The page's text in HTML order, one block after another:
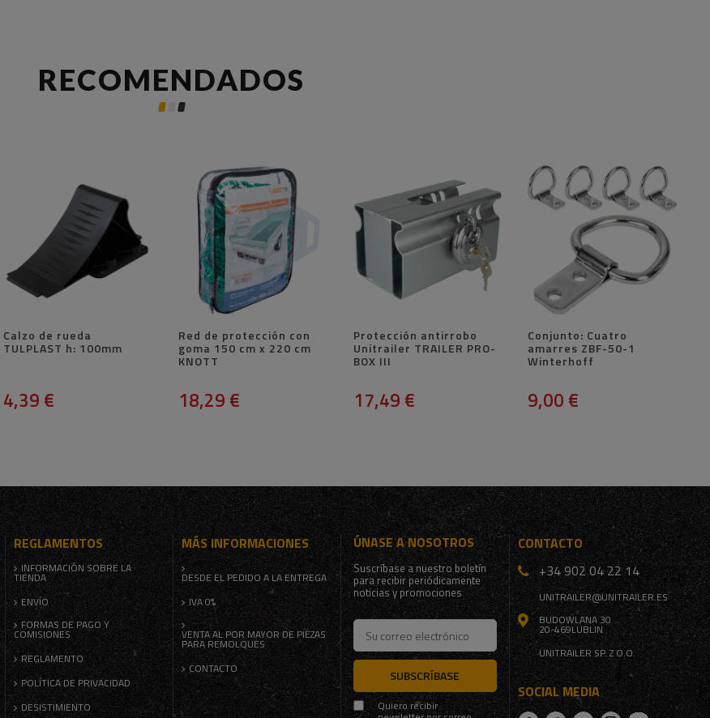
RECOMENDADOS
Calzo de rueda
TULPLAST h: 100mm
4,39 €
Red de protección con
goma 150 cm x 220 cm
KNOTT
18,29 €
Protección antirrobo
Unitrailer TRAILER PRO-
BOX III
17,49 €
Conjunto: Cuatro
amarres ZBF-50-1
Winterhoff
9,00 €
REGLAMENTOS
INFORMACIÓN SOBRE LA
TIENDA
ENVÍO
FORMAS DE PAGO Y
COMISIONES
REGLAMENTO
POLÍTICA DE PRIVACIDAD
DESISTIMIENTO
MÁS INFORMACIONES
DESDE EL PEDIDO A LA ENTREGA
IVA 0%
VENTA AL POR MAYOR DE PIEZAS
PARA REMOLQUES
CONTACTO
ÚNASE A NOSOTROS
Suscríbase a nuestro boletín
para recibir periódicamente
noticias y promociones
SUBSCRÍBASE
Quiero recibir
CONTACTO
+34 902 04 22 14
UNITRAILER@UNITRAILER.ES
BUDOWLANA 30
20-469LUBLIN
UNITRAILER SP. Z O.O.
SOCIAL MEDIA